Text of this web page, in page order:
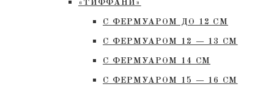
«ТИФФАНИ»
С ФЕРМУАРОМ ДО 12 СМ
С ФЕРМУАРОМ 12 — 13 СМ
С ФЕРМУАРОМ 14 СМ
С ФЕРМУАРОМ 15 — 16 СМ